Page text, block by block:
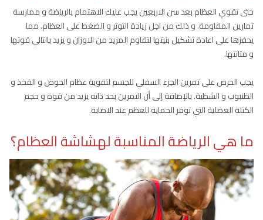
حتى تقوي العظام بعد سن الاربعين يجب عليك الاهتمام بالرياضة و ممارسة
تمارين المقاومة. و ذلك من اجل زيادة التوتر و الضغط على العظام. مما
يحفزها على اعادة تشكيل بنيتها لتقاوم المزيد من الاوزان و يزيد بالتالي قوتها
و متانتها.
يجب الحرص على تمرين الجزء السفلي للجسم لتقوية عظام الحوض و الفخذ و
الظنبوب و الشظية. بالإضافة إلى أن التمرين بحد ذاته يزيد من قوة و حجم
الكتلة العضلية التي توفر الحماية للعظم عند الاصابة.
ما هي الرياضة المناسبة لهشاشة العظام؟